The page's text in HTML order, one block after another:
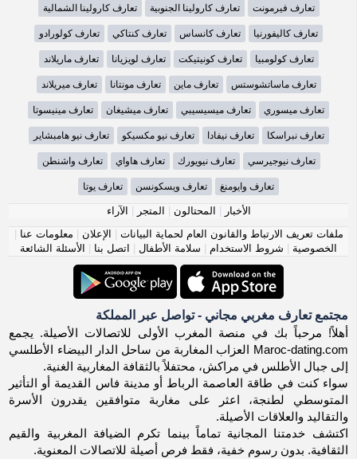
تعارف فيرمونت تعارف كارولينا الجنوبية تعارف كارولينا الشمالية
تعارف كاليفورنيا تعارف كانساس تعارف كنتاكي تعارف كولورادو
تعارف كولومبيا تعارف كونيتيكت تعارف لويزيانا تعارف ماريلاند
تعارف ماساتشوستس تعارف ماين تعارف مونتانا تعارف ميريلاند
تعارف ميسوري تعارف ميسيسيبي تعارف ميشيغان تعارف مينيسوتا
تعارف نبراسكا تعارف نيفادا تعارف نيو مكسيكو تعارف نيو هامبشاير
تعارف نيوجيرسي تعارف نيويورك تعارف هاواي تعارف واشنطن
تعارف وايومنغ تعارف ويسكونسن تعارف يوتا
الأخبار | المحتالون | المتجر | الآراء
ملفات تعريف الارتباط والقانون العام لحماية البيانات | الإعلان | معلومات عنا |
الخصوصية | شروط الاستخدام | سلامة الأطفال | اتصل بنا | الأسئلة الشائعة
مجتمع تعارف مغربي مجاني - تواصل عبر المملكة
أهلاً! مرحباً بك في منصة المغرب الأولى للاتصالات الأصيلة. يجمع
Maroc-dating.com العزاب المغاربة من ساحل الدار البيضاء الأطلسي
إلى جبال الأطلس في مراكش، محتفلاً بالثقافة المغاربية الغنية.
سواء كنت في طاقة العاصمة الرباط أو مدينة فاس القديمة أو التأثير
المتوسطي لطنجة، اعثر على مغاربة متوافقين يقدرون الأسرة
والتقاليد والعلاقات الأصيلة.
اكتشف خدمتنا المجانية تماماً بينما تكرم الضيافة المغربية والقيم
الثقافية. بدون رسوم خفية، فقط فرص أصيلة للاتصالات المعنوية.